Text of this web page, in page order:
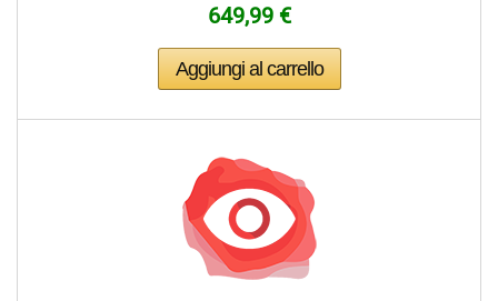
649,99 €